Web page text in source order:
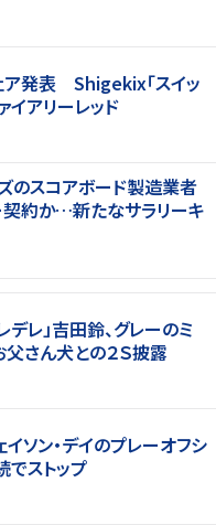
ア発表 Shigekix「スイッ
イアリーレッド
のスコアボード製造業者
契約か‬…新たなサラリーキ
レ」吉田鈴、グレーのミ
父さん犬との２Ｓ披露
ソン・デイのプレーオフシ
ストップ